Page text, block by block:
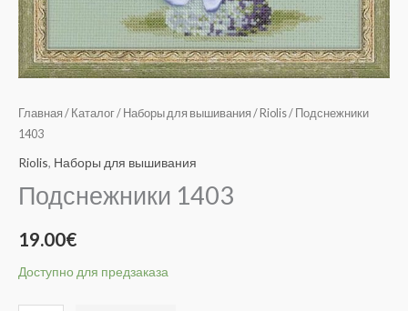
Главная / Каталог/ Наборы для вышивания / Riolis/ Подснежники
1403
Riolis, Наборы для вышивания
Подснежники 1403
19.00€
Доступно для предзаказа